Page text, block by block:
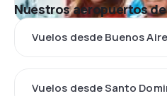
Nuestros aeropuertos
Vuelos desde Buenos
Vuelos desde Santo